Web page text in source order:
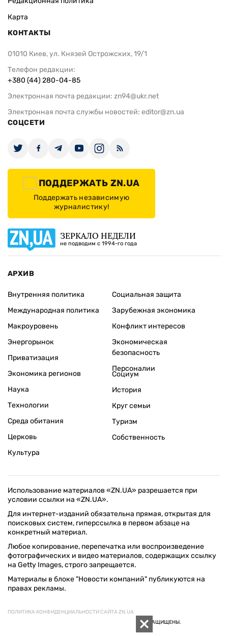
Карта
КОНТАКТЫ
01010 Киев, ул. Князей Острожских, 19/1
Телефон редакции:
+380 (44) 280-04-85
Электронная почта редакции: zn94@ukr.net
Электронная почта службы новостей: editor@zn.ua
СОЦСЕТИ
ПОДДЕРЖАТЬ ZN.UA
Поддержать независимую
журналистику!
ЗЕРКАЛО НЕДЕЛИ
не подводим с 1994-го года
АРХИВ
Внутренняя политика
Международная политика
Макроуровень
Энергорынок
Приватизация
Экономика регионов
Социальная защита
Зарубежная экономика
Конфликт интересов
Экономическая
безопасность
Персоналии
Наука
Технологии
Среда обитания
Церковь
Культура
Социум
История
Круг семьи
Туризм
Собственность
Использование материалов «ZN.UA» разрешается при
условии ссылки на «ZN.UA».
Для интернет-изданий обязательна прямая, открытая для
поисковых систем, гиперссылка в первом абзаце на
конкретный материал.
Любое копирование, перепечатка или воспроизведение
фотографических и видео материалов, содержащих ссылку
на Getty Images, строго запрещается.
Материалы в блоке "Новости компаний" публикуются на
правах рекламы.
ПОЛИТИКА КОНФИДЕНЦИАЛЬНОСТИ САЙТА ZN.UA
© 1994–2026 «ЗЕРКАЛО НЕДЕЛИ. УКРАИНА». ВСЕ ПРАВА ЗАЩИЩЕНЫ.